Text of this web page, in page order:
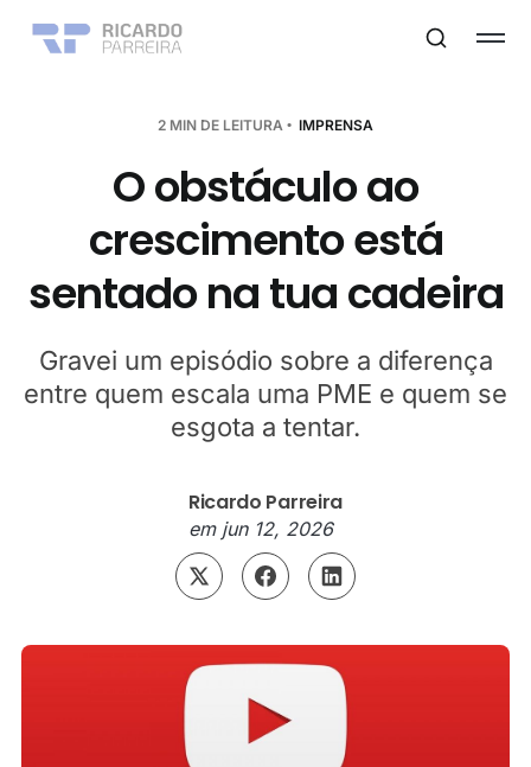
2 MIN DE LEITURA IMPRENSA
O obstáculo ao
crescimento está
sentado na tua cadeira
Gravei um episódio sobre a diferença
entre quem escala uma PME e quem se
esgota a tentar.
Ricardo Parreira
em jun 12, 2026